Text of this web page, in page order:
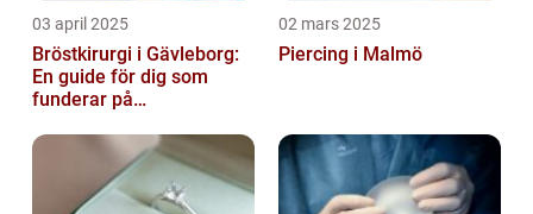
03 april 2025
Bröstkirurgi i Gävleborg:
En guide för dig som
funderar på
02 mars 2025
Piercing i Malmö